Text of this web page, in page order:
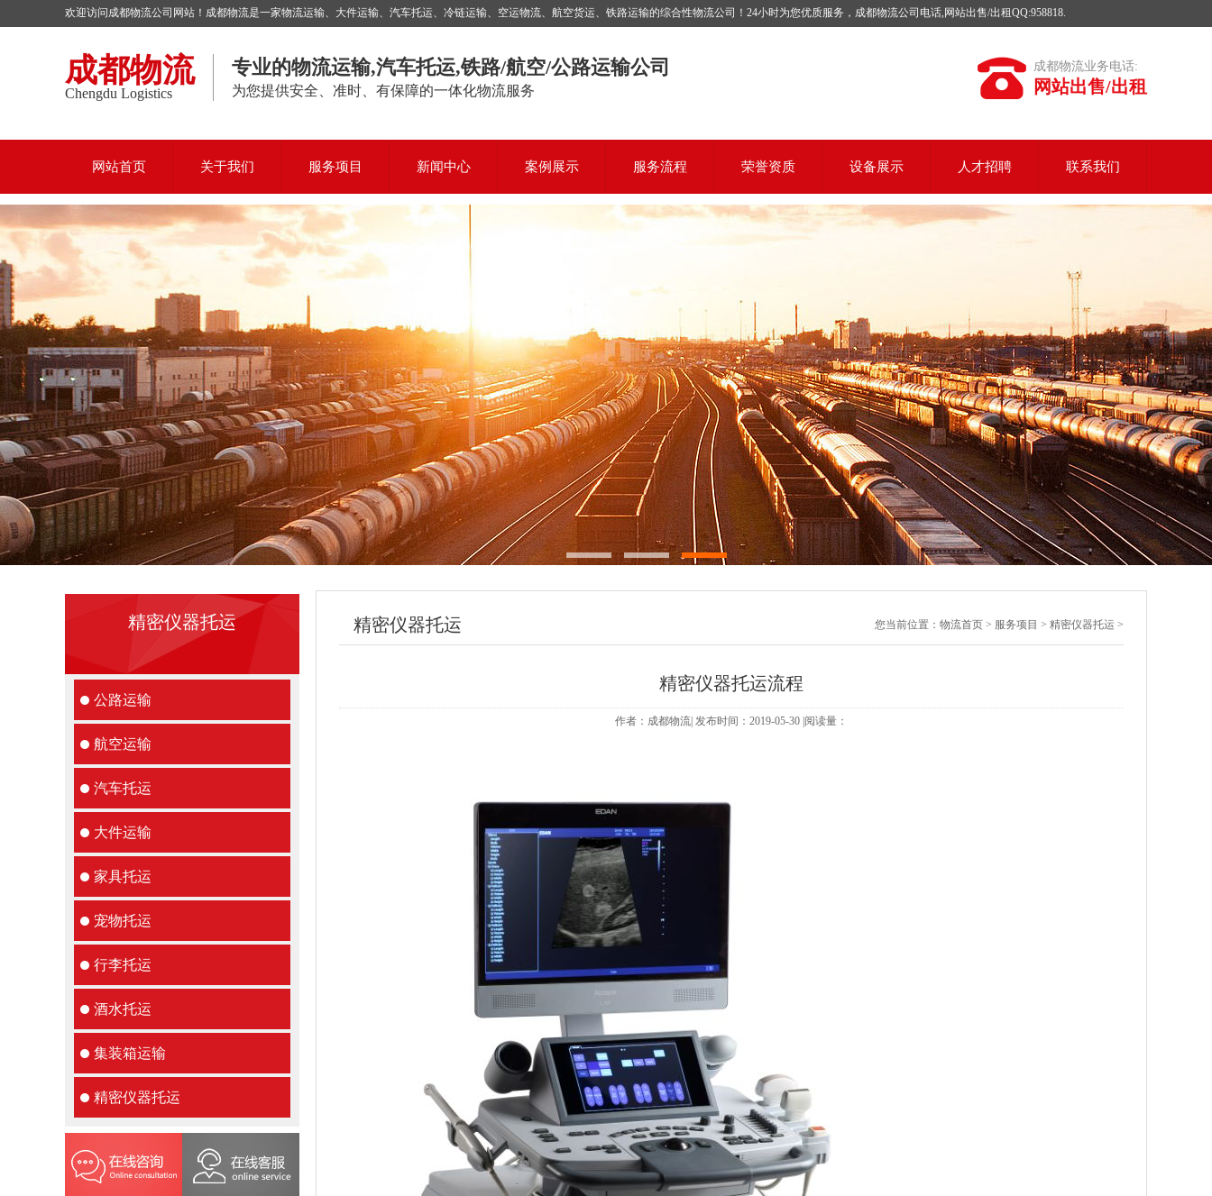
欢迎访问成都物流公司网站！成都物流是一家物流运输、大件运输、汽车托运、冷链运输、空运物流、航空货运、铁路运输的综合性物流公司！24小时为您优质服务，成都物流公司电话,网站出售/出租QQ:958818.
成都物流
Chengdu Logistics
专业的物流运输,汽车托运,铁路/航空/公路运输公司
为您提供安全、准时、有保障的一体化物流服务
成都物流业务电话:
网站出售/出租
网站首页 关于我们 服务项目 新闻中心 案例展示 服务流程 荣誉资质 设备展示 人才招聘 联系我们
精密仪器托运
公路运输
航空运输
汽车托运
大件运输
家具托运
宠物托运
行李托运
酒水托运
集装箱运输
精密仪器托运
精密仪器托运 您当前位置： 物流首页 > 服务项目 > 精密仪器托运 >
精密仪器托运流程
作者：成都物流| 发布时间：2019-05-30 |阅读量：